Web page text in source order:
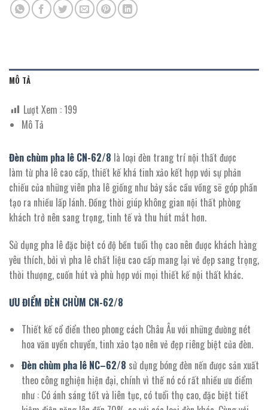
MÔ TẢ
Lượt Xem :199
Mô Tả
Đèn chùm pha lê CN-62/8 là loại đèn trang trí nội thất được
làm từ pha lê cao cấp, thiết kế khá tinh xảo kết hợp với sự phản
chiếu của những viên pha lê giống như bảy sắc cầu vồng sẽ góp phần
tạo ra nhiều lấp lánh. Đồng thời giúp không gian nội thất phòng
khách trở nên sang trọng, tinh tế và thu hút mắt hơn.
Sử dụng pha lê đặc biệt có độ bền tuổi thọ cao nên được khách hàng
yêu thích, bởi vì pha lê chất liệu cao cấp mang lại vẻ đẹp sang trọng,
thời thượng, cuốn hút và phù hợp với mọi thiết kế nội thất khác.
ƯU ĐIỂM ĐÈN CHÙM CN-62/8
Thiết kế cổ điển theo phong cách Châu Âu với những đường nét
hoa văn uyển chuyển, tinh xảo tạo nên vẻ đẹp riêng biệt của đèn.
Đèn chùm pha lê NC–62/8 sử dụng bóng đèn nến được sản xuất
theo công nghiện hiện đại, chính vì thế nó có rất nhiều ưu điểm
như : Có ánh sáng tốt và liên tục, có tuổi thọ cao, đặc biệt tiết